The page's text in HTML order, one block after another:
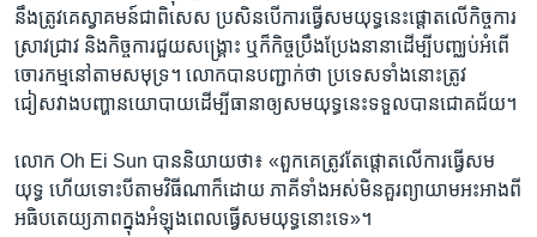
នឹង​ត្រូវ​គេ​ស្វាគមន៍​ជា​ពិសេស ប្រសិន​បើ​ការ​ធ្វើ​សមយុទ្ធ​នេះ​ផ្ដោត​លើ​កិច្ចការ​
ស្រាវជ្រាវ និង​កិច្ចការ​ជួយ​សង្គ្រោះ ឬ​ក៏​កិច្ច​ប្រឹងប្រែង​នានា​ដើម្បី​បញ្ឈប់​អំពើ​
ចោរកម្ម​នៅ​តាម​សមុទ្រ។ លោក​បាន​បញ្ជាក់​ថា ប្រទេស​ទាំង​នោះ​ត្រូវ​
ជៀសវាង​បញ្ហា​នយោបាយ​ដើម្បី​ធានា​ឲ្យ​សមយុទ្ធ​នេះ​ទទួល​បាន​ជោគជ័យ។
លោក Oh Ei Sun បាន​និយាយ​ថា៖ «ពួកគេ​ត្រូវ​តែ​ផ្តោត​លើ​ការ​ធ្វើ​សម
យុទ្ធ ហើយ​ទោះបី​តាម​វិធី​ណា​ក៏​ដោយ ភាគី​ទាំង​អស់​មិន​គួរ​ព្យាយាម​អះអាង​ពី​
អធិបតេយ្យភាព​ក្នុង​អំឡុង​ពេល​ធ្វើ​សមយុទ្ធ​នោះ​ទេ»។